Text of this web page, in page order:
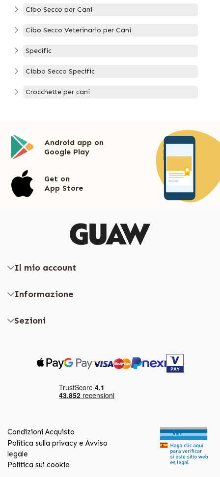
Cibo Secco per Cani
Cibo Secco Veterinario per Cani
Specific
Cibbo Secco Specific
Crocchette per cani
Android app on
Google Play
Get on
App Store
Il mio account
Informazione
Sezioni
Condizioni Acquisto
Politica sulla privacy e Avviso
legale
Politica sui cookie